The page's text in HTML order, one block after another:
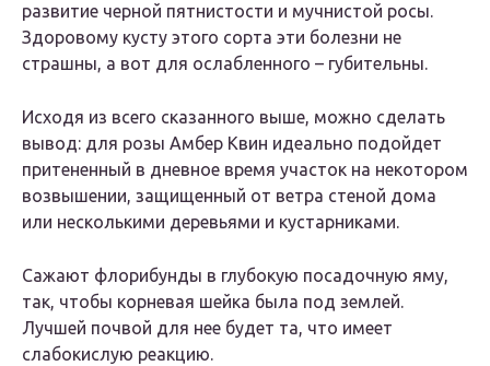
развитие черной пятнистости и мучнистой росы.
Здоровому кусту этого сорта эти болезни не
страшны, а вот для ослабленного – губительны.
Исходя из всего сказанного выше, можно сделать
вывод: для розы Амбер Квин идеально подойдет
притененный в дневное время участок на некотором
возвышении, защищенный от ветра стеной дома
или несколькими деревьями и кустарниками.
Сажают флорибунды в глубокую посадочную яму,
так, чтобы корневая шейка была под землей.
Лучшей почвой для нее будет та, что имеет
слабокислую реакцию.